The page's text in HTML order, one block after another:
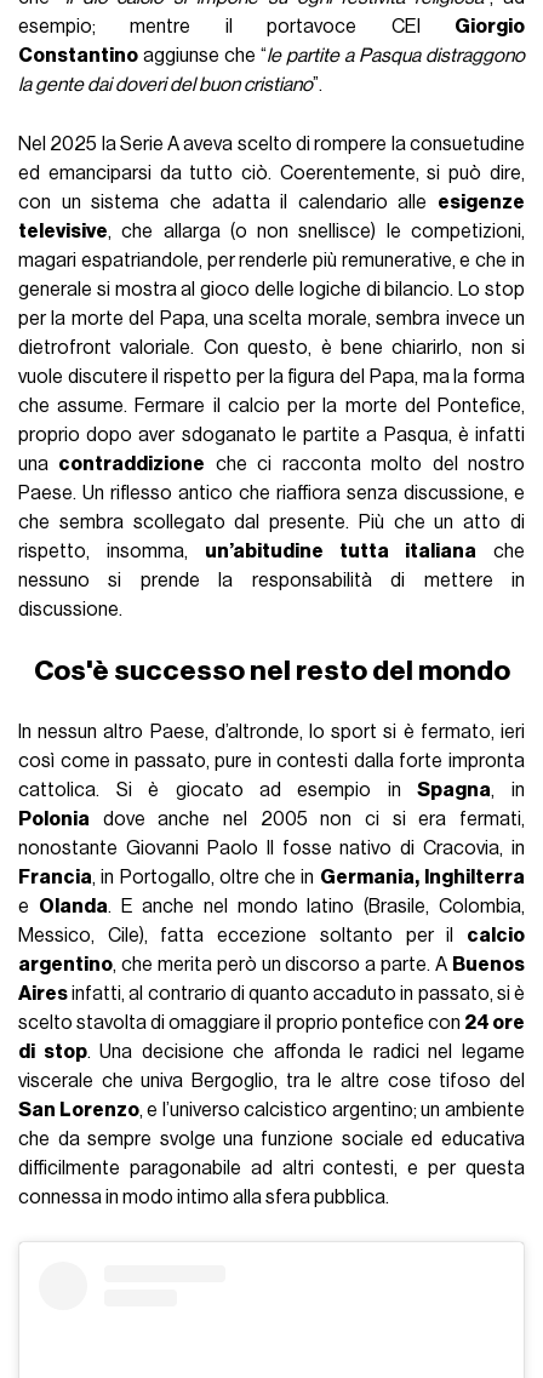
esempio; mentre il portavoce CEI Giorgio
Constantino aggiunse che “le partite a Pasqua distraggono
la gente dai doveri del buon cristiano”.
Nel 2025 la Serie A aveva scelto di rompere la consuetudine
ed emanciparsi da tutto ciò. Coerentemente, si può dire,
con un sistema che adatta il calendario alle esigenze
televisive, che allarga (o non snellisce) le competizioni,
magari espatriandole, per renderle più remunerative, e che in
generale si mostra al gioco delle logiche di bilancio. Lo stop
per la morte del Papa, una scelta morale, sembra invece un
dietrofront valoriale. Con questo, è bene chiarirlo, non si
vuole discutere il rispetto per la figura del Papa, ma la forma
che assume. Fermare il calcio per la morte del Pontefice,
proprio dopo aver sdoganato le partite a Pasqua, è infatti
una contraddizione che ci racconta molto del nostro
Paese. Un riflesso antico che riaffiora senza discussione, e
che sembra scollegato dal presente. Più che un atto di
rispetto, insomma, un’abitudine tutta italiana che
nessuno si prende la responsabilità di mettere in
discussione.
Cos'è successo nel resto del mondo
In nessun altro Paese, d’altronde, lo sport si è fermato, ieri
così come in passato, pure in contesti dalla forte impronta
cattolica. Si è giocato ad esempio inSpagna, in
Polonia dove anche nel 2005 non ci si era fermati,
nonostante Giovanni Paolo II fosse nativo di Cracovia, in
Francia, in Portogallo, oltre che in Germania, Inghilterra
e Olanda. E anche nel mondo latino (Brasile, Colombia,
Messico, Cile), fatta eccezione soltanto per il calcio
argentino, che merita però un discorso a parte. A Buenos
Airesinfatti, al contrario di quanto accaduto in passato, si è
scelto stavolta di omaggiare il proprio pontefice con 24 ore
di stop. Una decisione che affonda le radici nel legame
viscerale che univa Bergoglio, tra le altre cose tifoso del
San Lorenzo, e l’universo calcistico argentino; un ambiente
che da sempre svolge una funzione sociale ed educativa
difficilmente paragonabile ad altri contesti, e per questa
connessa in modo intimo alla sfera pubblica.